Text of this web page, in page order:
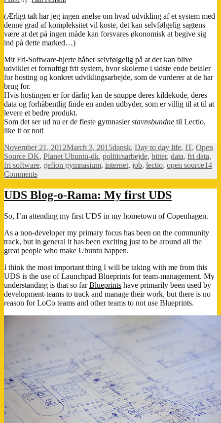
(Ærligt talt har jeg ingen anelse om hvad udvikling af et system med
denne grad af kompleksitet vil koste, det kan selvfølgelig sagtens
være at det på ingen måde kan forsvares økonomisk at begive sig
ind på dette marked…)
Mit Fri-Software-hjerte håber selvfølgelig på at der kan blive
udviklet et fornuftigt frit system, hvor skolerne i sidste ende betaler
for hosting og konkret udviklingsarbejde, som de vurderer at de har
brug for.
Hvis hostingen er for dårlig kan de snuppe deres kildekode, deres
data og forhåbentlig finde en anden udbyder, som er villig til at til at
levere et bedre produkt.
Som det ser ud nu er de fleste gymnasierstavnsbundne til Lectio,
like it or not!
Posted
on
November 21, 2012March 3, 2015Categories
dansk, Day to day life, IT, Open
Source DK, Planet Ubuntu-dk, politicsTags
arbejde, bitter, data, fri data,
fri software, gefion gymnasium, internet, job, lectio, open source14
Commentson
af
Lectio
UDS Blog-o-Rama: My first UDS
So, I’m attending my first UDS in my hometown of Copenhagen.
As a non-developer my primary focus has been on the community
track, but in general it has been exciting just to be around all the
great people who make Ubuntu happen.
I think the most important thing I will be taking with me from this
UDS is the use of Launchpad Blueprints for team-management. My
understanding is that so farBlueprints have primarily been used by
development-teams to track and manage their work, but there is no
reason for LoCo teams and other teams to not use Blueprints.